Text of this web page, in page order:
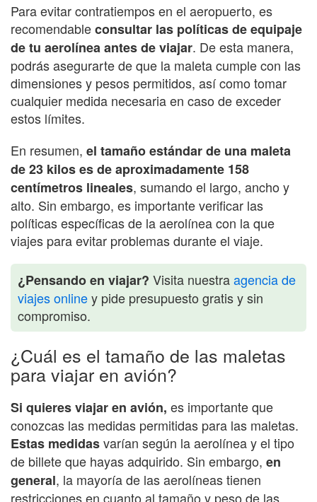
Para evitar contratiempos en el aeropuerto, es
recomendableconsultar las políticas de equipaje
de tu aerolínea antes de viajar. De esta manera,
podrás asegurarte de que la maleta cumple con las
dimensiones y pesos permitidos, así como tomar
cualquier medida necesaria en caso de exceder
estos límites.
En resumen, el tamaño estándar de una maleta
de 23 kilos es de aproximadamente 158
centímetros lineales, sumando el largo, ancho y
alto. Sin embargo, es importante verificar las
políticas específicas de la aerolínea con la que
viajes para evitar problemas durante el viaje.
¿Pensando en viajar? Visita nuestraagencia de
viajes onliney pide presupuesto gratis y sin
compromiso.
¿Cuál es el tamaño de las maletas
para viajar en avión?
Si quieres viajar en avión, es importante que
conozcas las medidas permitidas para las maletas.
Estas medidasvarían según la aerolínea y el tipo
de billete que hayas adquirido. Sin embargo, en
general, la mayoría de las aerolíneas tienen
restricciones en cuanto al tamaño y peso de las